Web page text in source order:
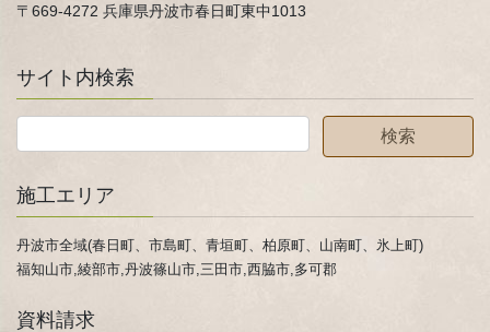
〒669-4272 兵庫県丹波市春日町東中1013
サイト内検索
施工エリア
丹波市全域(春日町、市島町、青垣町、柏原町、山南町、氷上町)
福知山市,綾部市,丹波篠山市,三田市,西脇市,多可郡
資料請求